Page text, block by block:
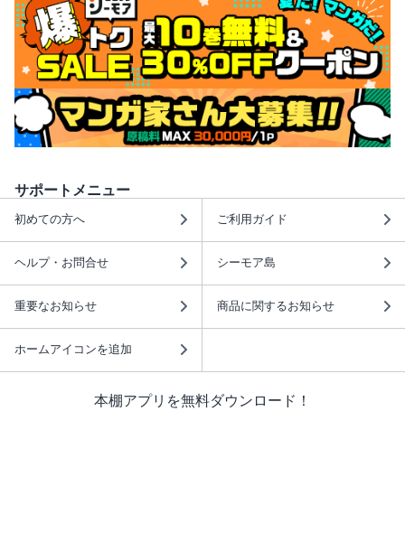
サポートメニュー
初めての方へ ご利用ガイド
ヘルプ・お問合せ シーモア島
重要なお知らせ 商品に関するお知らせ
ホームアイコンを追加
本棚アプリを無料ダウンロード！